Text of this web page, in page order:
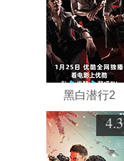
黑白潜行2
4.3